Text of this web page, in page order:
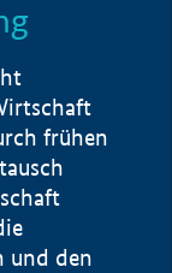
frühen
und den